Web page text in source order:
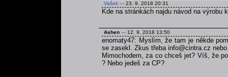
Vašek --- 23. 9. 2018 20:31
Kde na stránkách najdu návod na výrobu
Ashen --- 12. 9. 2018 13:50
enomaty47: Myslím, že tam je někde
se zasekl. Zkus třeba info@cintra.cz
Mimochodem, za co chceš jet? Víš, že
? Nebo jedeš za CP?